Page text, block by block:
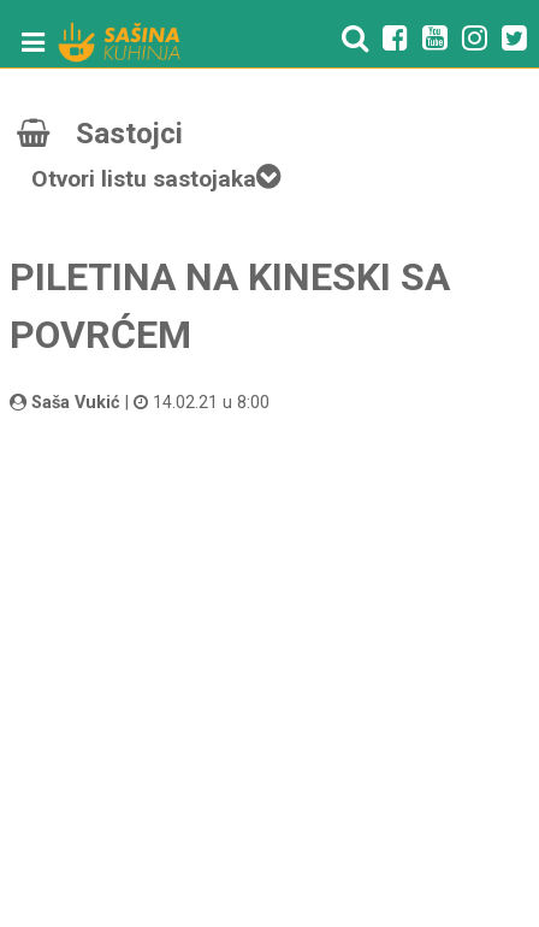
Sastojci
Otvori listu sastojaka
PILETINA NA KINESKI SA
POVRĆEM
Saša Vukić 14.02.21 u 8:00